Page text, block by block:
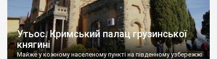
Утьос. Кримський палац грузинської
княгині
Майже у кожному населеному пункті на південному узбережжі